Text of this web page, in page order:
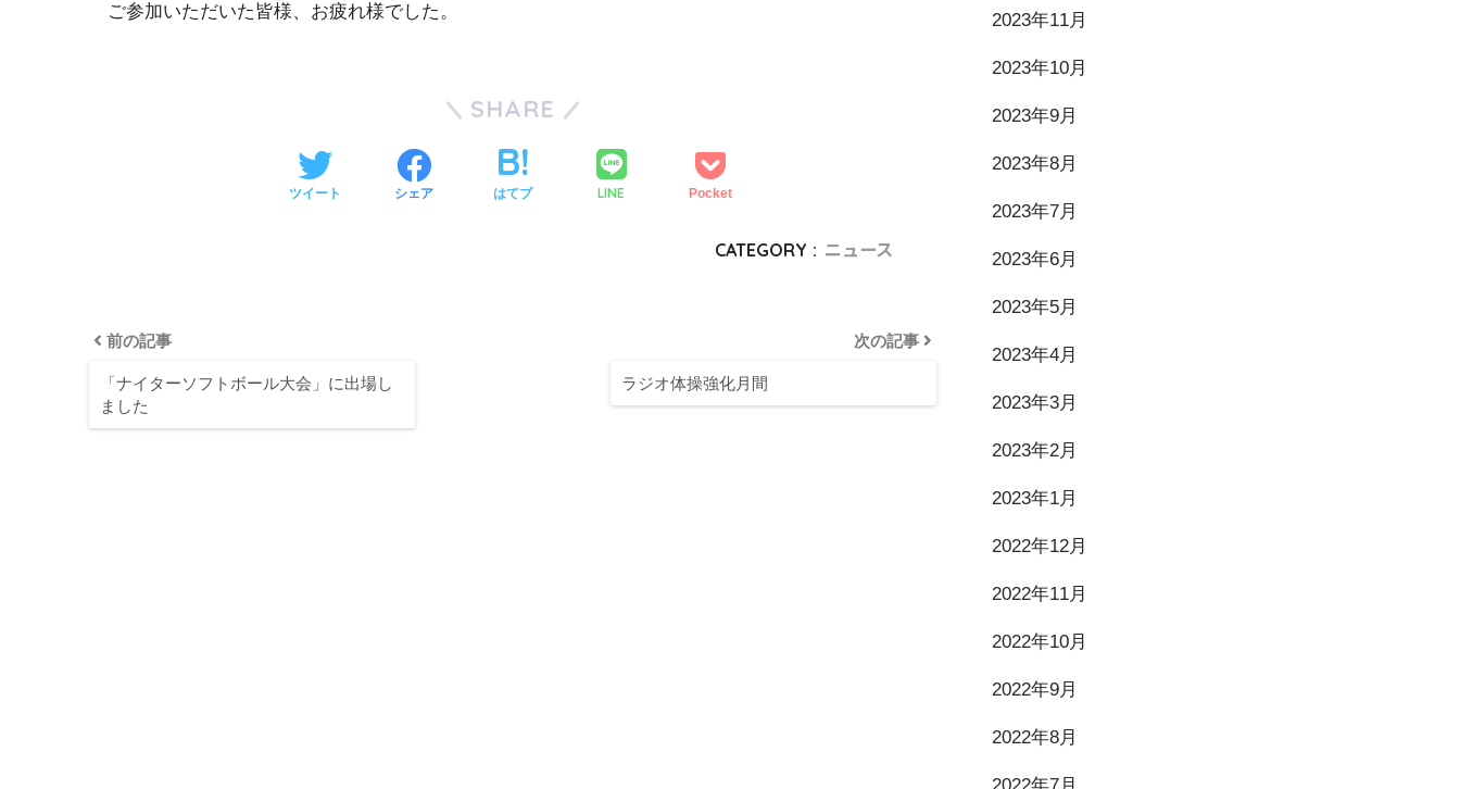
ご参加いただいた皆様、お疲れ様でした。
SHARE
ツイート シェア はてブ LINE Pocket
CATEGORY : ニュース
前の記事
「ナイターソフトボール大会」に出場し
ました
次の記事
ラジオ体操強化月間
2023年11月
2023年10月
2023年9月
2023年8月
2023年7月
2023年6月
2023年5月
2023年4月
2023年3月
2023年2月
2023年1月
2022年12月
2022年11月
2022年10月
2022年9月
2022年8月
2022年7月